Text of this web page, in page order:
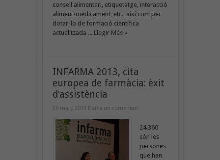
consell alimentari, etiquetatge, interacció
aliment-medicament, etc., així com per
dotar-lo de formació científica
actualitzada ... Llegir Més »
INFARMA 2013, cita
europea de farmàcia: èxit
d’assistència
20 març 2013 Deixa un comentari
24.360
són les
persones
que han